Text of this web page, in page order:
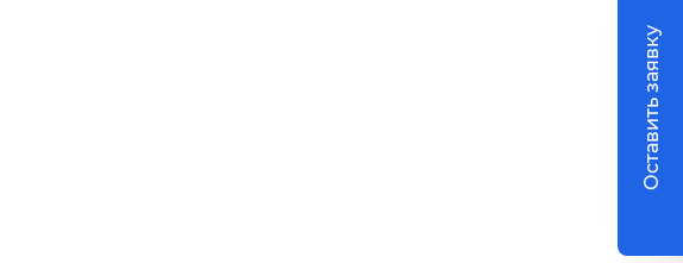
Оставить заявку